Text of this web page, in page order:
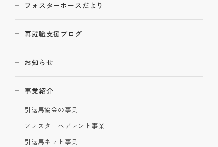
フォスターホースだより
再就職支援ブログ
お知らせ
事業紹介
引退馬協会の事業
フォスターペアレント事業
引退馬ネット事業